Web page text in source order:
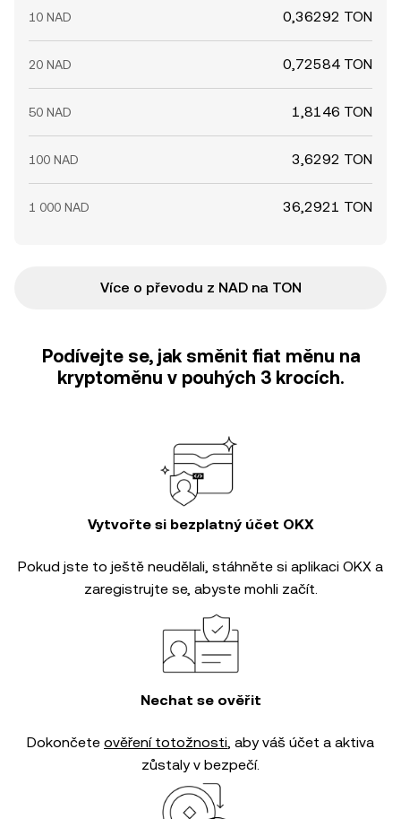
10 NAD 0,36292 TON
20 NAD 0,72584 TON
50 NAD 1,8146 TON
100 NAD 3,6292 TON
1 000 NAD 36,2921 TON
Více o převodu z NAD na TON
Podívejte se, jak směnit fiat měnu na
kryptoměnu v pouhých 3 krocích.
Vytvořte si bezplatný účet OKX
Pokud jste to ještě neudělali, stáhněte si aplikaci OKX a
zaregistrujte se, abyste mohli začít.
Nechat se ověřit
Dokončete ověření totožnosti, aby váš účet a aktiva
zůstaly v bezpečí.